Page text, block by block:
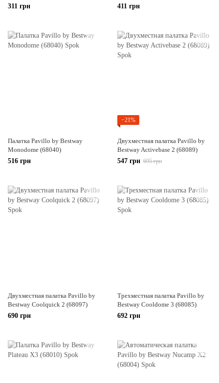
311 грн
411 грн
Палатка Pavillo by Bestway
Monodome (68040)
516 грн
−21%
Двухместная палатка Pavillo by
Bestway Activebase 2 (68089)
547 грн 695 грн
Двухместная палатка Pavillo by
Bestway Coolquick 2 (68097)
690 грн
Трехместная палатка Pavillo by
Bestway Cooldome 3 (68085)
692 грн